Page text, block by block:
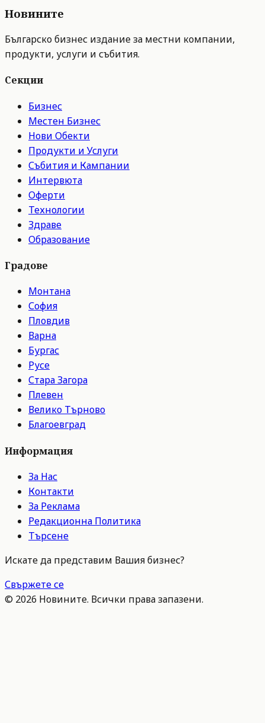
Новините
Българско бизнес издание за местни компании,
продукти, услуги и събития.
Секции
Бизнес
Местен Бизнес
Нови Обекти
Продукти и Услуги
Събития и Кампании
Интервюта
Оферти
Технологии
Здраве
Образование
Градове
Монтана
София
Пловдив
Варна
Бургас
Русе
Стара Загора
Плевен
Велико Търново
Благоевград
Информация
За Нас
Контакти
За Реклама
Редакционна Политика
Търсене
Искате да представим Вашия бизнес?
Свържете се
© 2026 Новините. Всички права запазени.